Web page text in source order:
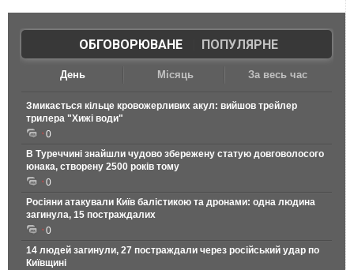
ОБГОВОРЮВАНЕ| ПОПУЛЯРНЕ
День Місяць За весь час
Змикається кільце кровожерливих акул: вийшов трейлер
трилера "Хижі води"
0
В Туреччині знайшли чудово збережену статую довговолосого
юнака, створену 2500 років тому
0
Росіяни атакували Київ балістикою та дронами: одна людина
загинула, 15 постраждалих
0
14 людей загинули, 27 постраждали через російський удар по
Київщині